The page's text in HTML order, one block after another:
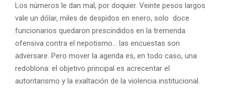
Los números le dan mal, por doquier. Veinte pesos largos
vale un dólar, miles de despidos en enero, solo doce
funcionarios quedaron prescindidos en la tremenda
ofensiva contra el nepotismo… las encuestas son
adversare. Pero mover la agenda es, en todo caso, una
redoblona: el objetivo principal es acrecentar el
autoritarismo y la exaltación de la violencia institucional.